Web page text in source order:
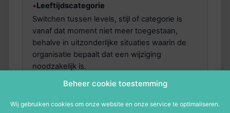
Beheer cookie toestemming
Wij gebruiken cookies om onze website en onze service te optimaliseren.
•Leeftijdscategorie
Switchen tussen levels, stijl of categorie is
vanaf dat moment niet meer toegestaan,
behalve in uitzonderlijke situaties waarin de
organisatie bepaalt dat een wijziging
noodzakelijk is.